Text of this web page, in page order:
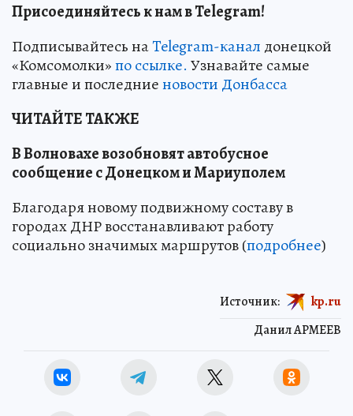
Присоединяйтесь к нам в Telegram!
Подписывайтесь наTelegram-канал донецкой
«Комсомолки»по ссылке. Узнавайте самые
главные и последниеновости Донбасса
ЧИТАЙТЕ ТАКЖЕ
В Волновахе возобновят автобусное
сообщение с Донецком и Мариуполем
Благодаря новому подвижному составу в
городах ДНР восстанавливают работу
социально значимых маршрутов (подробнее)
Данил АРМЕЕВ
Источник: kp.ru